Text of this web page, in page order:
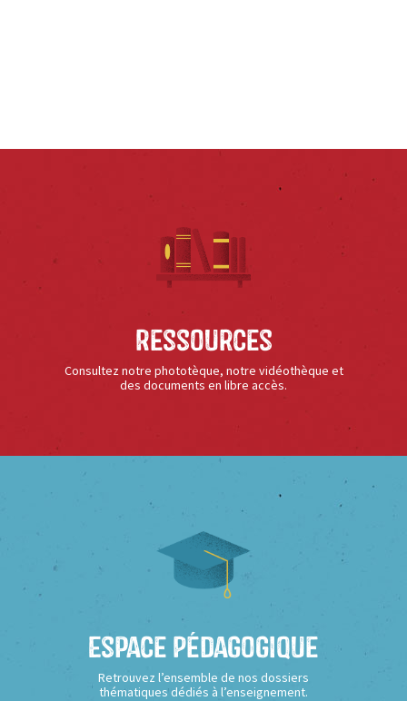
Ressources
Consultez notre phototèque, notre vidéothèque et
des documents en libre accès.
Espace Pédagogique
Retrouvez l’ensemble de nos dossiers
thématiques dédiés à l’enseignement.